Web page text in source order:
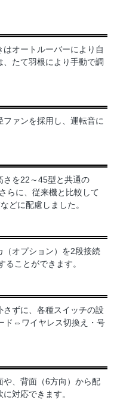
オートルーバーにより自
たて羽根により手動で調
ァンを採用し、運転音に
さを22～45型と共通の
らに、従来機と比較して
どに配慮しました。
（オプション）を2段接続
ことができます。
ずに、各種スイッチの設
ド⇔ワイヤレス切換え・号
や、背面（6方向）から配
対応できます。